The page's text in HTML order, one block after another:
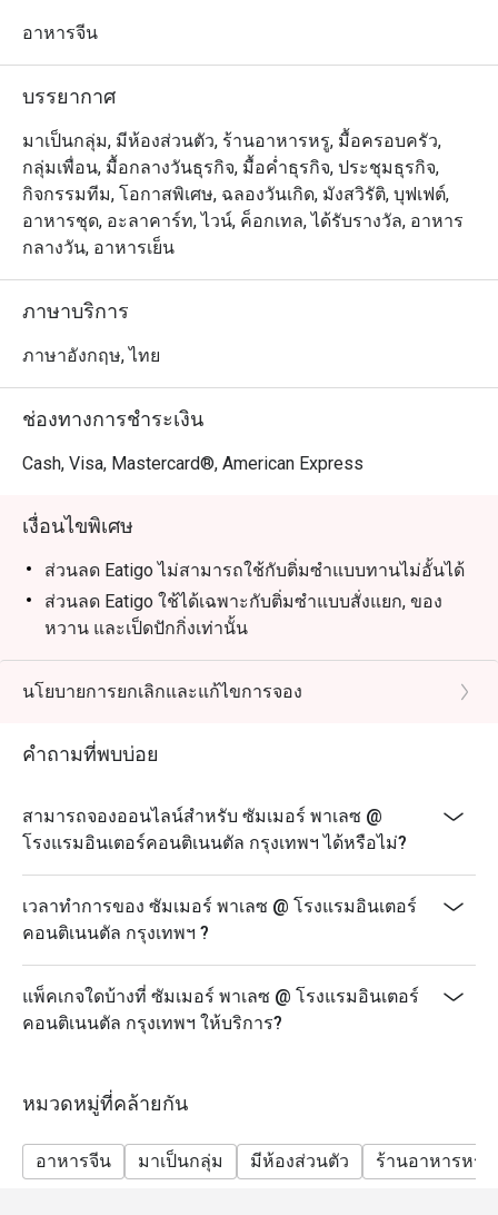
บริการอาหารกลางวันและอาหารเย็นทุกวันในบรรยากาศที่
ของกรุงเทพฯ ยึดมั่นในมาตรฐานสูงสุดสำหรับติ่มซำ อาหาร
จีน และโอกาสพิเศษต่างๆ ทางร้านใช้เฉพาะวัตถุดิบตาม
ฤดูกาลที่สดใหม่ที่สุด รวมถึงอาหารทะเลสดระดับพรีเมียม
ปรุงแต่งตามความชอบของแขกทุกท่าน
อาหารจีนกวางตุ้งระดับรางวัล ตั้งอยู่บนชั้น M ของโรงแรม
อินเตอร์คอนติเนนตัล กรุงเทพฯ ทำเลใจกลางเมืองใกล้กับ
เซ็นทรัลเวิลด์, โรงพยาบาลตำรวจ และศาลมหาพรหม
รวมตัวของครอบครัวและการฉลองในโอกาสพิเศษ
・รังสรรค์เมนูโดยเชฟระดับรางวัลมิชลิน โดดเด่นด้วยเมนู
พาเลซ เมนูห้ามพลาดอื่น ๆ ได้แก่ ฟองเต้าหู้ทอดซอสเห็ด
ทรัฟเฟิล, เป็ดปักกิ่ง และ บุฟเฟต์ติ่มซำพรีเมียม ที่มีทั้งฮะเก๋า
กุ้งเนื้อเด้งและซาลาเปาลาวาไข่เค็ม
・สำหรับคนไทย ที่นี่คือตัวเลือกระดับท็อปสำหรับอาหารจีน
อาหารจีน
บรรยากาศ
มาเป็นกลุ่ม, มีห้องส่วนตัว, ร้านอาหารหรู, มื้อครอบครัว,
กลุ่มเพื่อน, มื้อกลางวันธุรกิจ, มื้อค่ำธุรกิจ, ประชุมธุรกิจ,
กิจกรรมทีม, โอกาสพิเศษ, ฉลองวันเกิด, มังสวิรัติ, บุฟเฟต์,
อาหารชุด, อะลาคาร์ท, ไวน์, ค็อกเทล, ได้รับรางวัล, อาหาร
กลางวัน, อาหารเย็น
ภาษาบริการ
ภาษาอังกฤษ, ไทย
ช่องทางการชำระเงิน
Cash, Visa, Mastercard®, American Express
เงื่อนไขพิเศษ
ส่วนลด Eatigo ไม่สามารถใช้กับติ่มซำแบบทานไม่อั้นได้
ส่วนลด Eatigo ใช้ได้เฉพาะกับติ่มซำแบบสั่งแยก, ของ
หวาน และเป็ดปักกิ่งเท่านั้น
คำถามที่พบบ่อย (FAQs)
Q: Summer Palace @ Intercontinental Bangkok ให้
กวางตุ้งและอาหารจีนสไตล์ฮ่องกงแบบดั้งเดิม โดยมีทั้ง
Q: เมนูไฮไลท์ที่สำคัญมีอะไรบ้าง? A: เมนูแนะนำ ได้แก่
หมูหันฮ่องกง, หมูแดงสูตรซิกเนเจอร์, ฟองเต้าหู้ทอดซอส
เห็ดทรัฟเฟิล และบุฟเฟต์ติ่มซำที่มีเมนูให้เลือกหลากหลาย
กว่า 15 รายการ
Q: การแต่งกายเป็นอย่างไร? A: การแต่งกายเป็นแบบชุด
ลำลองสุภาพ (Smart Casual) เพื่อให้เข้ากับบรรยากาศที่
หรูหราและสะดวกสบายของโรงแรมระดับ 5 ดาว
Q: วิธีการเดินทางไป Summer Palace @ Intercontinental
สถานีชิดลม และอยู่ใกล้กับศาลพระพรหมเอราวัณ
นโยบายการยกเลิกและแก้ไขการจอง
คำถามที่พบบ่อย
สามารถจองออนไลน์สำหรับ ซัมเมอร์ พาเลซ @
โรงแรมอินเตอร์คอนติเนนตัล กรุงเทพฯ ได้หรือไม่?
เวลาทำการของ ซัมเมอร์ พาเลซ @ โรงแรมอินเตอร์
คอนติเนนตัล กรุงเทพฯ ?
แพ็คเกจใดบ้างที่ ซัมเมอร์ พาเลซ @ โรงแรมอินเตอร์
คอนติเนนตัล กรุงเทพฯ ให้บริการ?
หมวดหมู่ที่คล้ายกัน
อาหารจีน มาเป็นกลุ่ม มีห้องส่วนตัว ร้านอาหารหรู